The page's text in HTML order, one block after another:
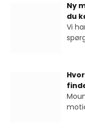
Ny
du
Vi